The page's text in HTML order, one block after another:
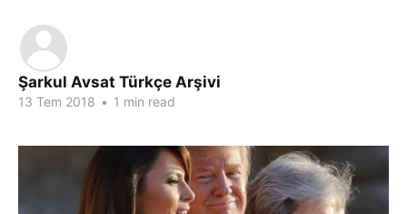
Şarkul Avsat Türkçe Arşivi
13 Tem 2018 • 1 min read